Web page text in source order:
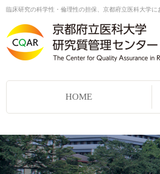
臨床研究の科学性・倫理性の担保、京都府立医科大学に
HOME